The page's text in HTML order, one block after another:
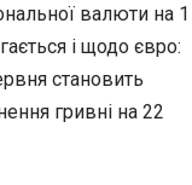
валюти на 1
і щодо євро:
становить
гривні на 22